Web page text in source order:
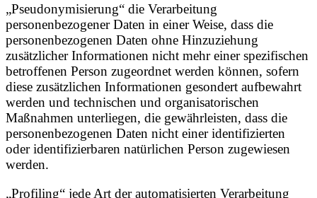
„Pseudonymisierung“ die Verarbeitung
personenbezogener Daten in einer Weise, dass die
personenbezogenen Daten ohne Hinzuziehung
zusätzlicher Informationen nicht mehr einer spezifischen
betroffenen Person zugeordnet werden können, sofern
diese zusätzlichen Informationen gesondert aufbewahrt
werden und technischen und organisatorischen
Maßnahmen unterliegen, die gewährleisten, dass die
personenbezogenen Daten nicht einer identifizierten
oder identifizierbaren natürlichen Person zugewiesen
werden.
„Profiling“ jede Art der automatisierten Verarbeitung